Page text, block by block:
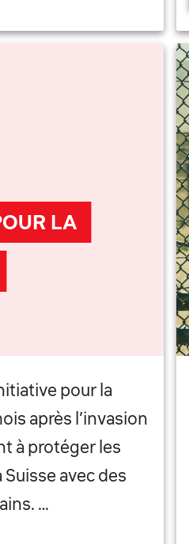
LA
pour la
après l’invasion
à protéger les
avec des
…